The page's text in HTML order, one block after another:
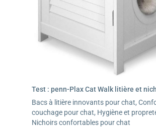
Test : penn-Plax Cat Walk litière et
Bacs à litière innovants pour chat,
couchage pour chat, Hygiène et
Nichoirs confortables pour chat